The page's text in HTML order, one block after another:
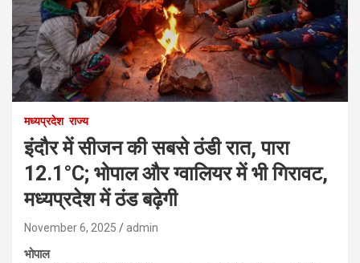
मध्यप्रदेश राज्य
इंदौर में सीजन की सबसे ठंडी रात, पारा
12.1°C; भोपाल और ग्वालियर में भी गिरावट,
मध्यप्रदेश में ठंड बढ़ेगी
November 6, 2025 admin
भोपाल